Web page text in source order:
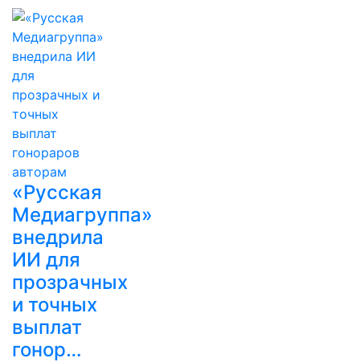
«Русская
Медиагруппа»
внедрила
ИИ для
прозрачных
и точных
выплат
гонор…